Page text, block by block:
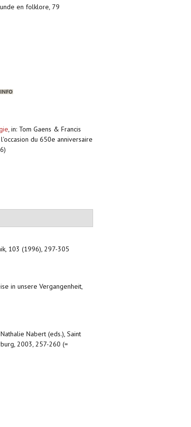
en folklore, 79
, in: Tom Gaens & Francis
du 650e anniversaire
103 (1996), 297-305
in unsere Vergangenheit,
Nabert (eds.), Saint
2003, 257-260 (=